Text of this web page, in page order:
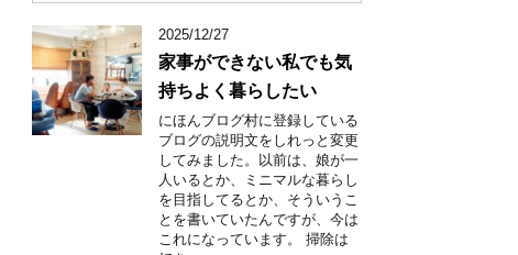
2025/12/27
家事ができない私でも気
持ちよく暮らしたい
にほんブログ村に登録している
ブログの説明文をしれっと変更
してみました。以前は、娘が一
人いるとか、ミニマルな暮らし
を目指してるとか、そういうこ
とを書いていたんですが、今は
これになっています。 掃除は